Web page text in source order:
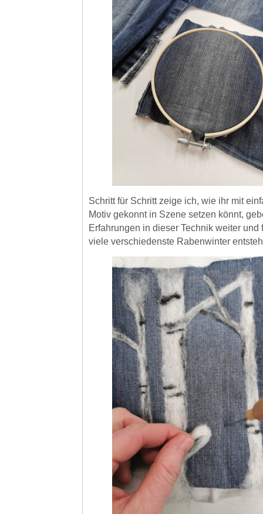
Schritt für Schritt zeige ich, wie ihr mit
Motiv gekonnt in Szene setzen könnt,
Erfahrungen in dieser Technik weiter und
viele verschiedenste Rabenwinter